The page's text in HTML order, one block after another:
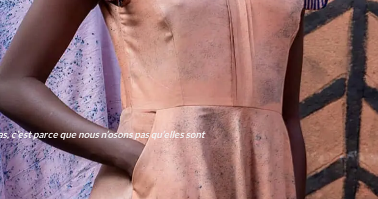
c’est parce que nous n’osons pas qu’elles sont